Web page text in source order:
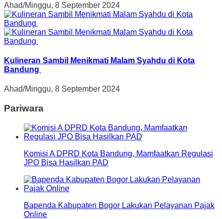
Ahad/Minggu, 8 September 2024
Kulineran Sambil Menikmati Malam Syahdu di Kota
Bandung
Ahad/Minggu, 8 September 2024
Pariwara
Komisi A DPRD Kota Bandung, Mamfaatkan Regulasi
JPO Bisa Hasilkan PAD
Bapenda Kabupaten Bogor Lakukan Pelayanan Pajak
Online